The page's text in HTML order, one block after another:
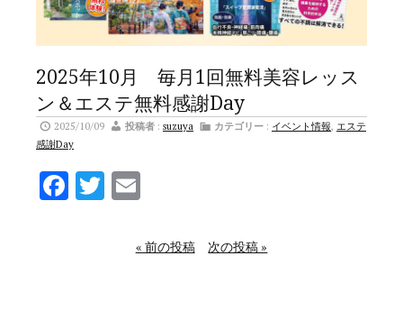
2025年10月 毎月1回無料美容レッス
ン＆エステ無料感謝Day
2025/10/09 投稿者 : suzuya カテゴリー : イベント情報, エステ
感謝Day
Facebook
Twitter
« 前の投稿 次の投稿 »